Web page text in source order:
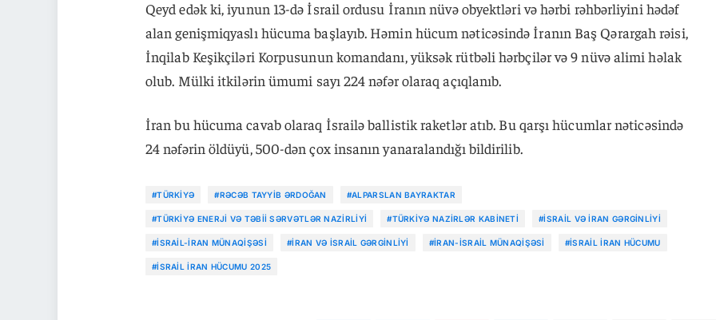
Qeyd edək ki, iyunun 13-də İsrail ordusu İranın nüvə obyektləri və hərbi rəhbərliyini hədəf
alan genişmiqyaslı hücuma başlayıb. Həmin hücum nəticəsində İranın Baş Qərargah rəisi,
İnqilab Keşikçiləri Korpusunun komandanı, yüksək rütbəli hərbçilər və 9 nüvə alimi həlak
olub. Mülki itkilərin ümumi sayı 224 nəfər olaraq açıqlanıb.
İran bu hücuma cavab olaraq İsrailə ballistik raketlər atıb. Bu qarşı hücumlar nəticəsində
24 nəfərin öldüyü, 500-dən çox insanın yanaralandığı bildirilib.
#TÜRKIYƏ #RƏCƏB TAYYIB ƏRDOĞAN #ALPARSLAN BAYRAKTAR
#TÜRKIYƏ ENERJI VƏ TƏBII SƏRVƏTLƏR NAZIRLIYI #TÜRKIYƏ NAZIRLƏR KABINETI #İSRAIL VƏ İRAN GƏRGINLIYI
#İSRAIL-İRAN MÜNAQIŞƏSI #İRAN VƏ İSRAIL GƏRGINLIYI #İRAN-İSRAIL MÜNAQIŞƏSI #İSRAIL İRAN HÜCUMU
#İSRAIL İRAN HÜCUMU 2025